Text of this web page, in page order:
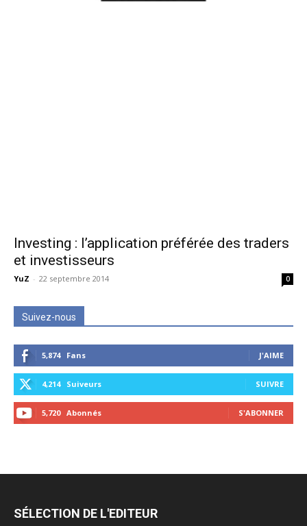
Investing : l’application préférée des traders
et investisseurs
YuZ - 22 septembre 2014 0
Suivez-nous
5,874 Fans J'AIME
4,214 Suiveurs SUIVRE
5,720 Abonnés S'ABONNER
SÉLECTION DE L'EDITEUR